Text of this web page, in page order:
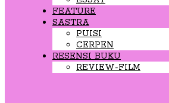
FEATURE
SASTRA
PUISI
CERPEN
RESENSI BUKU
REVIEW-FILM